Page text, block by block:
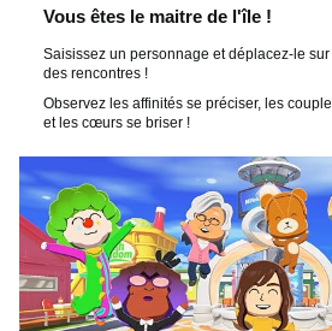
l
a
v
i
Vous êtes le maitre de l'île !
Saisissez un personnage et déplacez-le
des rencontres !
Observez les affinités se préciser, les
et les cœurs se briser !